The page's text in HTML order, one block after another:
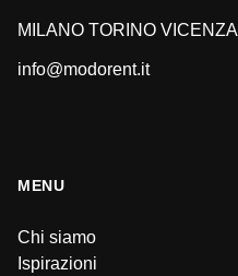
MILANO TORINO VICENZA
info@modorent.it
MENU
Chi siamo
Ispirazioni